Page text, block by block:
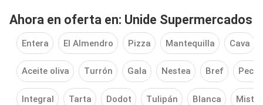
Ahora en oferta en: Unide Supermercados
Entera El Almendro Pizza Mantequilla Cava
Aceite oliva Turrón Gala Nestea Bref
Integral Tarta Dodot Tulipán Blanca Mistol